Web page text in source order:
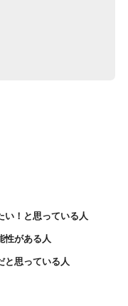
い！と思っている人
性がある人
と思っている人